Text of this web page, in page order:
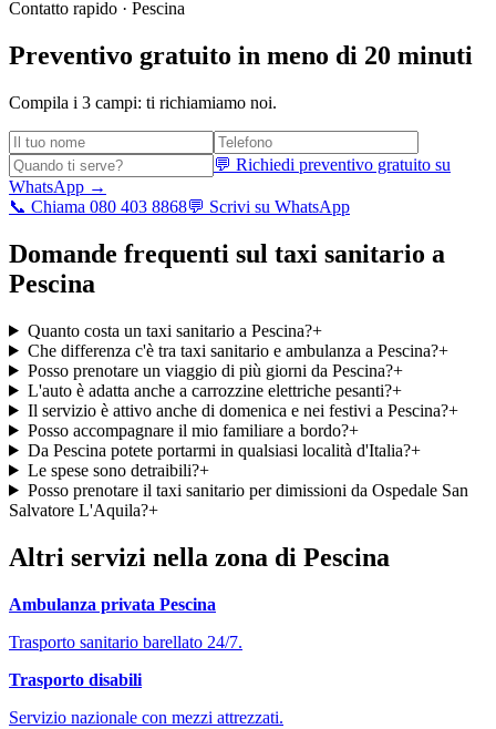
Contatto rapido · Pescina
Preventivo gratuito in meno di 20 minuti
Compila i 3 campi: ti richiamiamo noi.
💬 Richiedi preventivo gratuito su
WhatsApp →
📞 Chiama 080 403 8868💬 Scrivi su WhatsApp
Domande frequenti sul taxi sanitario a
Pescina
Quanto costa un taxi sanitario a Pescina?+
Che differenza c'è tra taxi sanitario e ambulanza a Pescina?+
Posso prenotare un viaggio di più giorni da Pescina?+
L'auto è adatta anche a carrozzine elettriche pesanti?+
Il servizio è attivo anche di domenica e nei festivi a Pescina?+
Posso accompagnare il mio familiare a bordo?+
Da Pescina potete portarmi in qualsiasi località d'Italia?+
Le spese sono detraibili?+
Posso prenotare il taxi sanitario per dimissioni da Ospedale San
Salvatore L'Aquila?+
Altri servizi nella zona di Pescina
Ambulanza privata Pescina
Trasporto sanitario barellato 24/7.
Trasporto disabili
Servizio nazionale con mezzi attrezzati.